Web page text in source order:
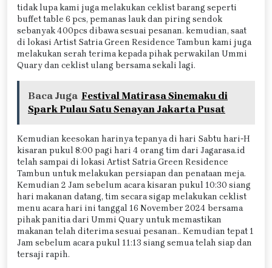
tidak lupa kami juga melakukan ceklist barang seperti
buffet table 6 pcs, pemanas lauk dan piring sendok
sebanyak 400pcs dibawa sesuai pesanan. kemudian, saat
di lokasi Artist Satria Green Residence Tambun kami juga
melakukan serah terima kepada pihak perwakilan Ummi
Quary dan ceklist ulang bersama sekali lagi.
Baca Juga Festival Matirasa Sinemaku di
Spark Pulau Satu Senayan Jakarta Pusat
Kemudian keesokan harinya tepanya di hari Sabtu hari-H
kisaran pukul 8:00 pagi hari 4 orang tim dari Jagarasa.id
telah sampai di lokasi Artist Satria Green Residence
Tambun untuk melakukan persiapan dan penataan meja.
Kemudian 2 Jam sebelum acara kisaran pukul 10:30 siang
hari makanan datang, tim secara sigap melakukan ceklist
menu acara hari ini tanggal 16 November 2024 bersama
pihak panitia dari Ummi Quary untuk memastikan
makanan telah diterima sesuai pesanan.. Kemudian tepat 1
Jam sebelum acara pukul 11:13 siang semua telah siap dan
tersaji rapih.